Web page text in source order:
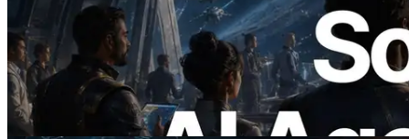
ERPC lanza Solana RPC compatible con
x402 — La era en la que los agentes de IA
pagan bajo demanda por las API que
necesitan
Leer este artículo